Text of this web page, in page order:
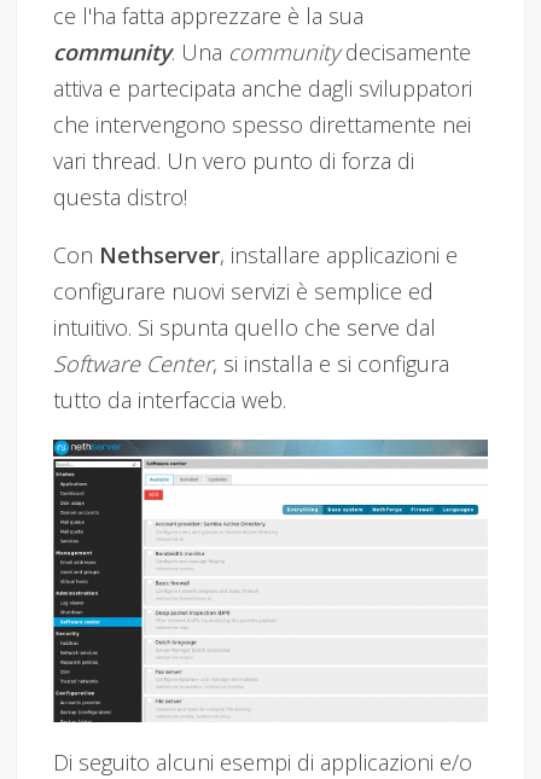
ce l'ha fatta apprezzare è la sua
community. Una communitydecisamente
attiva e partecipata anche dagli sviluppatori
che intervengono spesso direttamente nei
vari thread. Un vero punto di forza di
questa distro!
Con Nethserver, installare applicazioni e
configurare nuovi servizi è semplice ed
intuitivo. Si spunta quello che serve dal
Software Center, si installa e si configura
tutto da interfaccia web.
Di seguito alcuni esempi di applicazioni e/o